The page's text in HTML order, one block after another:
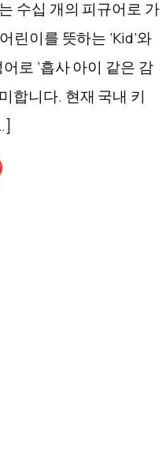
수십 개의 피규어로 가
린이를 뜻하는 ‘Kid’와
로 ‘흡사 아이 같은 감
합니다. 현재 국내 키